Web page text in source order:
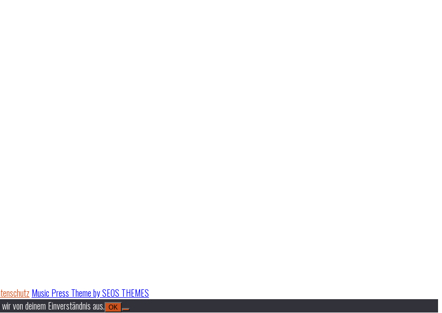
Music Press Theme by SEOS THEMES
von deinem Einverständnis aus. OK